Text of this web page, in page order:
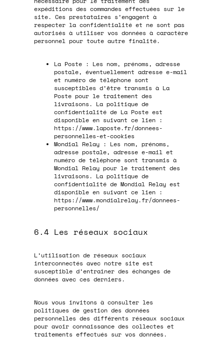
expéditions des commandes effectuées sur le
site. Ces prestataires s’engagent à
respecter la confidentialité et ne sont pas
autorisés à utiliser vos données à caractère
personnel pour toute autre finalité.
La Poste : Les nom, prénoms, adresse
postale, éventuellement adresse e-mail
et numéro de téléphone sont
susceptibles d’être transmis à La
Poste pour le traitement des
livraisons. La politique de
confidentialité de La Poste est
disponible en suivant ce lien :
https://www.laposte.fr/donnees-
personnelles-et-cookies
Mondial Relay : Les nom, prénoms,
adresse postale, adresse e-mail et
numéro de téléphone sont transmis à
Mondial Relay pour le traitement des
livraisons. La politique de
confidentialité de Mondial Relay est
disponible en suivant ce lien :
https://www.mondialrelay.fr/donnees-
personnelles/
6.4 Les réseaux sociaux
L’utilisation de réseaux sociaux
interconnectés avec notre site est
susceptible d’entraîner des échanges de
données avec ces derniers.
Nous vous invitons à consulter les
politiques de gestion des données
personnelles des différents réseaux sociaux
pour avoir connaissance des collectes et
traitements effectués sur vos données.